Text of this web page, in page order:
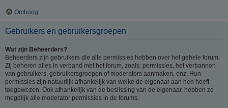
Omhoog
Gebruikers en gebruikersgroepen
Wat zijn Beheerders?
Beheerders zijn gebruikers die alle permissies hebben over het gehele forum.
Zij beheren alles in verband met het forum, zoals: permissies, het verbannen
van gebruikers, gebruikersgroepen of moderators aanmaken, enz. Hun
permissies zijn natuurlijk afhankelijk van welke de eigenaar aan hen heeft
toegewezen. Ook afhankelijk van de beslissing van de eigenaar, hebben ze
mogelijk alle moderator permissies in de forums.